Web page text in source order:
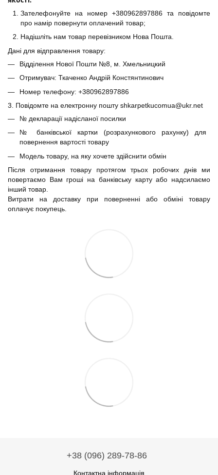
Зателефонуйте на номер +380962897886 та повідомте
про намір повернути оплачений товар;
Надішліть нам товар перевізником Нова Пошта.
Дані для відправлення товару:
Відділення Нової Пошти №8, м. Хмельницкий
Отримувач: Ткаченко Андрій Констянтинович
Номер телефону: +380962897886
3. Повідомте на електронну пошту shkarpetkucomua@ukr.net
№ декларації надісланої посилки
№ банківської картки (розрахункового рахунку) для
повернення вартості товару
Модель товару, на яку хочете здійснити обмін
Після отримання товару протягом трьох робочих днів ми
повертаємо Вам гроші на банківську карту або надсилаємо
інший товар.
Витрати на доставку при поверненні або обміні товару
оплачує покупець.
+38 (096) 289-78-86
Контактна інформація